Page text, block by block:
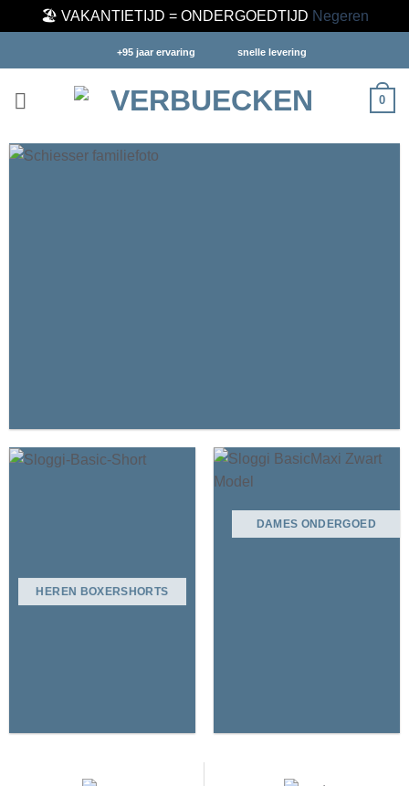
🏖️ VAKANTIETIJD = ONDERGOEDTIJD Negeren
naar
+95 jaar ervaring snelle levering
0
HEREN BOXERSHORTS
DAMES ONDERGOED